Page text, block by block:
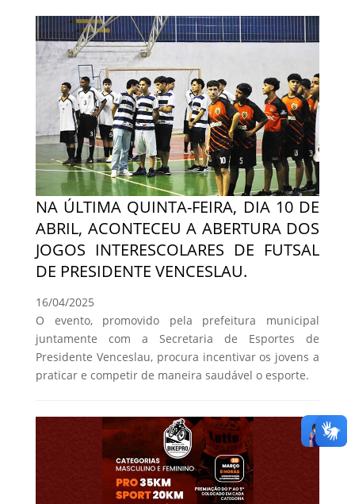
NA ÚLTIMA QUINTA-FEIRA, DIA 10 DE
ABRIL, ACONTECEU A ABERTURA DOS
JOGOS INTERESCOLARES DE FUTSAL
DE PRESIDENTE VENCESLAU.
16/04/2025
O evento, promovido pela prefeitura municipal
juntamente com a Secretaria de Esportes de
Presidente Venceslau, procura incentivar os jovens a
praticar e competir de maneira saudável o esporte.